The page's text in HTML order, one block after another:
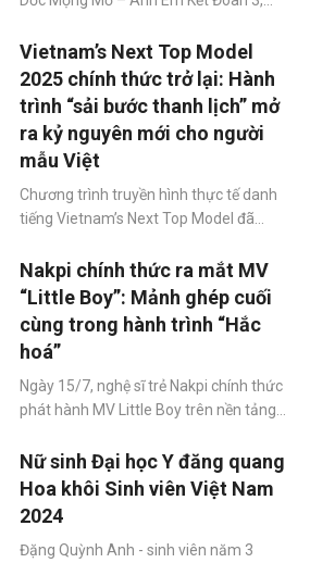
mọi sự chú ý. Nam ca sĩ được nhiều
người khen hát live cực đỉnh khi liên tục
thử sức với những nốt cao, Jack còn
chiều lòng người hâm mộ bằng việc
trình làng liên tục 3 ca khúc hoàn toàn
mới, hứa hẹn sẽ "gây bão" trong thời
gian tới.
Vietnam’s Next Top Model
2025 chính thức trở lại: Hành
trình “sải bước thanh lịch” mở
ra kỷ nguyên mới cho người
mẫu Việt
Chương trình truyền hình thực tế danh
tiếng Vietnam’s Next Top Model đã
mang theo làn gió mới về tinh thần,
định hướng và khát vọng nâng tầm
người mẫu Việt Nam ra quốc tế.
Nakpi chính thức ra mắt MV
“Little Boy”: Mảnh ghép cuối
cùng trong hành trình “Hắc
hoá”
Ngày 15/7, nghệ sĩ trẻ Nakpi chính thức
phát hành MV Little Boy trên nền tảng
một ca khúc mang đậm chất dark
horror - dòng nhạc được Nakpi lựa chọn
thử sức riêng cho mùa hè tháng 7. Đây
dấu sự trưởng thành trong tư duy sáng
Nữ sinh Đại học Y đăng quang
Hoa khôi Sinh viên Việt Nam
2024
Đặng Quỳnh Anh - sinh viên năm 3